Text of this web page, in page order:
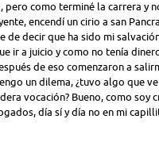
pero como terminé la carrera y
encendí un cirio a san
de decir que ha sido mi
ir a juicio y como no tenía
de eso comenzaron a
un dilema, ¿tuvo algo que
vocación? Bueno, como soy
día sí y día no en mi